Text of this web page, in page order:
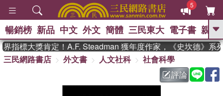
5
GO
熱搜： 東野圭吾 、 高希均教授回憶錄
父親節 、 如果歷
暑期推薦 、 國際布克
暢銷榜 新品 中文 外文 簡體 三民東大 電子書 親子
指標大獎肯定！A.F. Steadman 獲年度作家，《史坎德》系列
三民網路書店
外文書 人文社科
社會科學
評論